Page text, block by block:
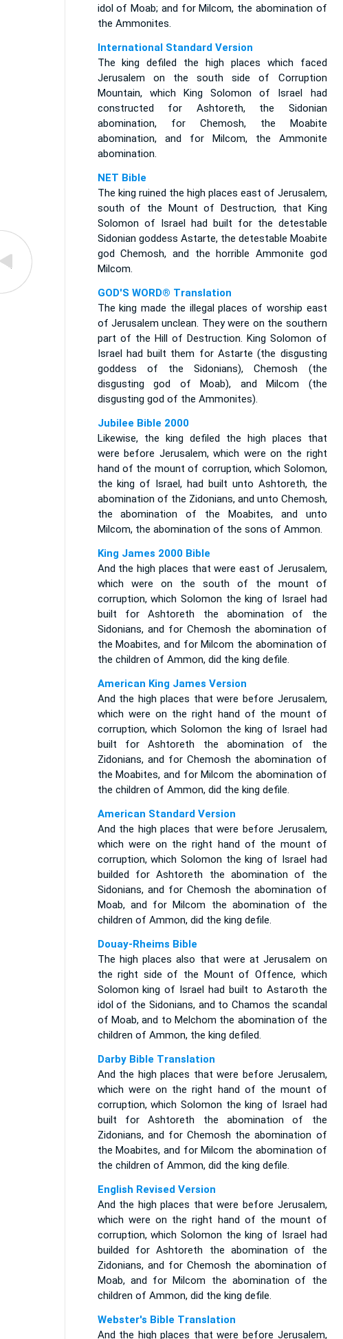
idol of Moab; and for Milcom, the abomination of
the Ammonites.
International Standard Version
The king defiled the high places which faced
Jerusalem on the south side of Corruption
Mountain, which King Solomon of Israel had
constructed for Ashtoreth, the Sidonian
abomination, for Chemosh, the Moabite
abomination, and for Milcom, the Ammonite
abomination.
NET Bible
The king ruined the high places east of Jerusalem,
south of the Mount of Destruction, that King
Solomon of Israel had built for the detestable
Sidonian goddess Astarte, the detestable Moabite
god Chemosh, and the horrible Ammonite god
Milcom.
GOD'S WORD® Translation
The king made the illegal places of worship east
of Jerusalem unclean. They were on the southern
part of the Hill of Destruction. King Solomon of
Israel had built them for Astarte (the disgusting
goddess of the Sidonians), Chemosh (the
disgusting god of Moab), and Milcom (the
disgusting god of the Ammonites).
Jubilee Bible 2000
Likewise, the king defiled the high places that
were before Jerusalem, which were on the right
hand of the mount of corruption, which Solomon,
the king of Israel, had built unto Ashtoreth, the
abomination of the Zidonians, and unto Chemosh,
the abomination of the Moabites, and unto
Milcom, the abomination of the sons of Ammon.
King James 2000 Bible
And the high places that were east of Jerusalem,
which were on the south of the mount of
corruption, which Solomon the king of Israel had
built for Ashtoreth the abomination of the
Sidonians, and for Chemosh the abomination of
the Moabites, and for Milcom the abomination of
the children of Ammon, did the king defile.
American King James Version
And the high places that were before Jerusalem,
which were on the right hand of the mount of
corruption, which Solomon the king of Israel had
built for Ashtoreth the abomination of the
Zidonians, and for Chemosh the abomination of
the Moabites, and for Milcom the abomination of
the children of Ammon, did the king defile.
American Standard Version
And the high places that were before Jerusalem,
which were on the right hand of the mount of
corruption, which Solomon the king of Israel had
builded for Ashtoreth the abomination of the
Sidonians, and for Chemosh the abomination of
Moab, and for Milcom the abomination of the
children of Ammon, did the king defile.
Douay-Rheims Bible
The high places also that were at Jerusalem on
the right side of the Mount of Offence, which
Solomon king of Israel had built to Astaroth the
idol of the Sidonians, and to Chamos the scandal
of Moab, and to Melchom the abomination of the
children of Ammon, the king defiled.
Darby Bible Translation
And the high places that were before Jerusalem,
which were on the right hand of the mount of
corruption, which Solomon the king of Israel had
built for Ashtoreth the abomination of the
Zidonians, and for Chemosh the abomination of
the Moabites, and for Milcom the abomination of
the children of Ammon, did the king defile.
English Revised Version
And the high places that were before Jerusalem,
which were on the right hand of the mount of
corruption, which Solomon the king of Israel had
builded for Ashtoreth the abomination of the
Zidonians, and for Chemosh the abomination of
Moab, and for Milcom the abomination of the
children of Ammon, did the king defile.
Webster's Bible Translation
And the high places that were before Jerusalem,